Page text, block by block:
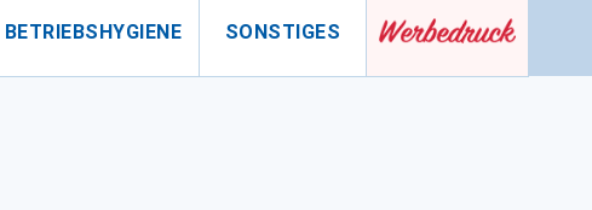
BETRIEBSHYGIENE SONSTIGES